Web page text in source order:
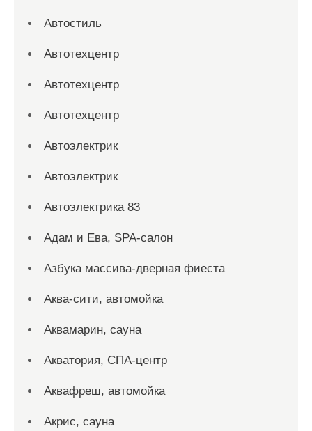
Автостиль
Автотехцентр
Автотехцентр
Автотехцентр
Автоэлектрик
Автоэлектрик
Автоэлектрика 83
Адам и Ева, SPA-салон
Азбука массива-дверная фиеста
Аква-сити, автомойка
Аквамарин, сауна
Акватория, СПА-центр
Аквафреш, автомойка
Акрис, сауна